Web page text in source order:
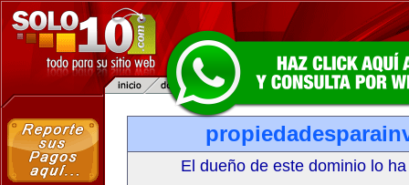
El dueño de este dominio lo